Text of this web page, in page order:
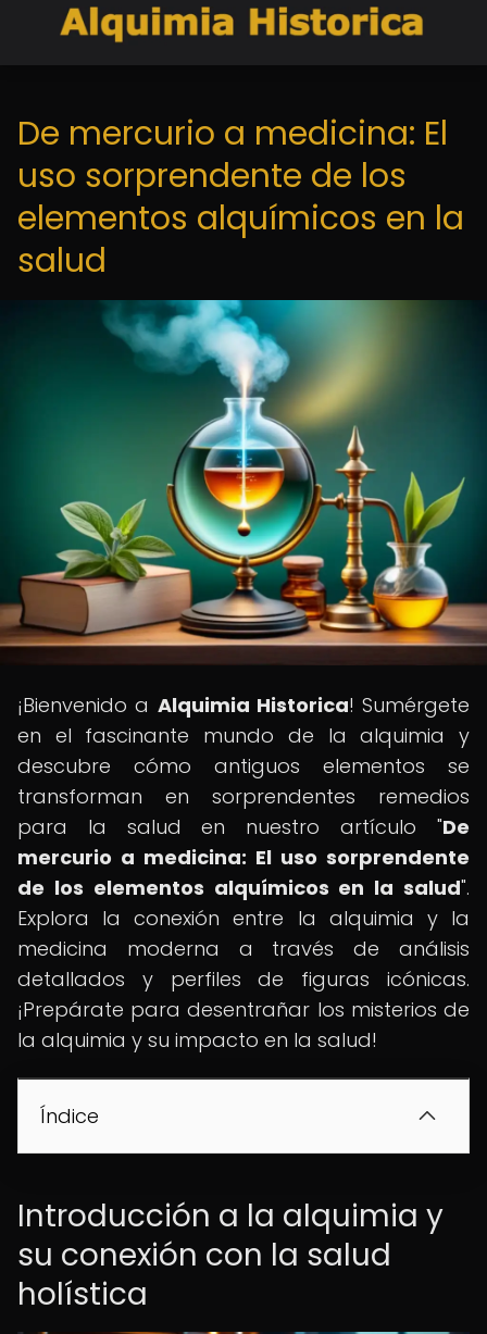
De mercurio a medicina: El
uso sorprendente de los
elementos alquímicos en la
salud
¡Bienvenido a Alquimia Historica! Sumérgete
en el fascinante mundo de la alquimia y
descubre cómo antiguos elementos se
transforman en sorprendentes remedios
para la salud en nuestro artículo "De
mercurio a medicina: El uso sorprendente
de los elementos alquímicos en la salud".
Explora la conexión entre la alquimia y la
medicina moderna a través de análisis
detallados y perfiles de figuras icónicas.
¡Prepárate para desentrañar los misterios de
la alquimia y su impacto en la salud!
Índice
Introducción a la alquimia y
su conexión con la salud
holística